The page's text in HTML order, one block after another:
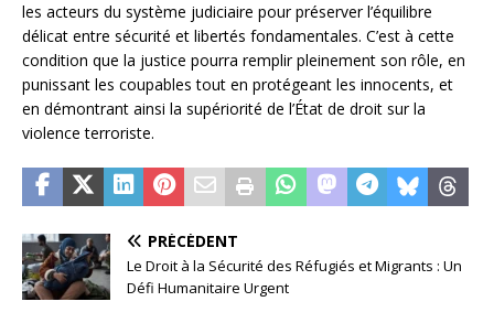
les acteurs du système judiciaire pour préserver l’équilibre
délicat entre sécurité et libertés fondamentales. C’est à cette
condition que la justice pourra remplir pleinement son rôle, en
punissant les coupables tout en protégeant les innocents, et
en démontrant ainsi la supériorité de l’État de droit sur la
violence terroriste.
PRÉCÉDENT
Le Droit à la Sécurité des Réfugiés et Migrants : Un
Défi Humanitaire Urgent